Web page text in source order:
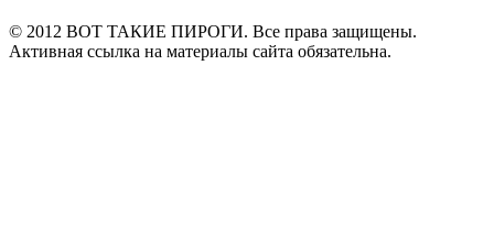
© 2012 ВОТ ТАКИЕ ПИРОГИ. Все права защищены.
Активная ссылка на материалы сайта обязательна.